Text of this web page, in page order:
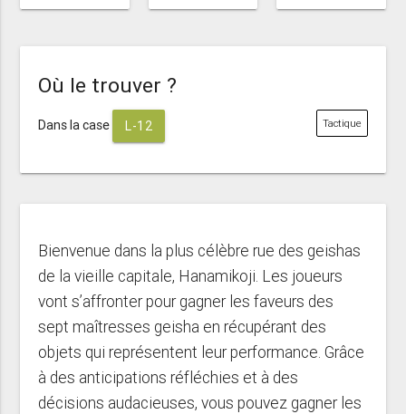
Où le trouver ?
Dans la case L-12 Tactique
Bienvenue dans la plus célèbre rue des geishas
de la vieille capitale, Hanamikoji. Les joueurs
vont s’affronter pour gagner les faveurs des
sept maîtresses geisha en récupérant des
objets qui représentent leur performance. Grâce
à des anticipations réfléchies et à des
décisions audacieuses, vous pouvez gagner les